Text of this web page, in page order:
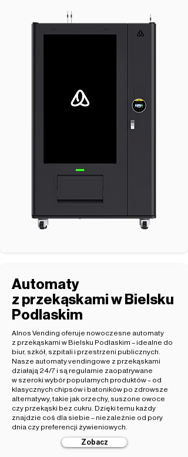
Automaty
z przekąskami w Bielsku
Podlaskim
Alnos Vending oferuje nowoczesne automaty
z przekąskami w Bielsku Podlaskim – idealne do
biur, szkół, szpitali i przestrzeni publicznych.
Nasze automaty vendingowe z przekąskami
działają 24/7 i są regularnie zaopatrywane
w szeroki wybór popularnych produktów – od
klasycznych chipsów i batoników po zdrowsze
alternatywy, takie jak orzechy, suszone owoce
czy przekąski bez cukru. Dzięki temu każdy
znajdzie coś dla siebie – niezależnie od pory
dnia czy preferencji żywieniowych.
Zobacz